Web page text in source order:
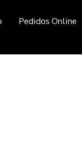
Pedidos Online